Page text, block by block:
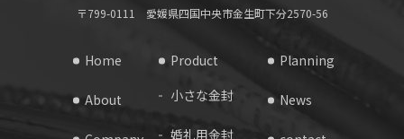
〒799-0111 愛媛県四国中央市金生町下分2570-56
Home
About
Product
小さな金封
婚礼用金封
Planning
News